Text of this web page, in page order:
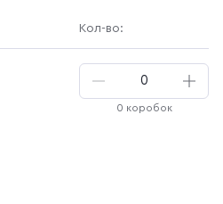
Кол-во:
0 коробок